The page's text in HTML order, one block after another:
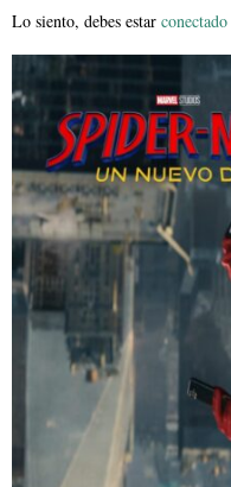
Lo siento, debes estar conectado